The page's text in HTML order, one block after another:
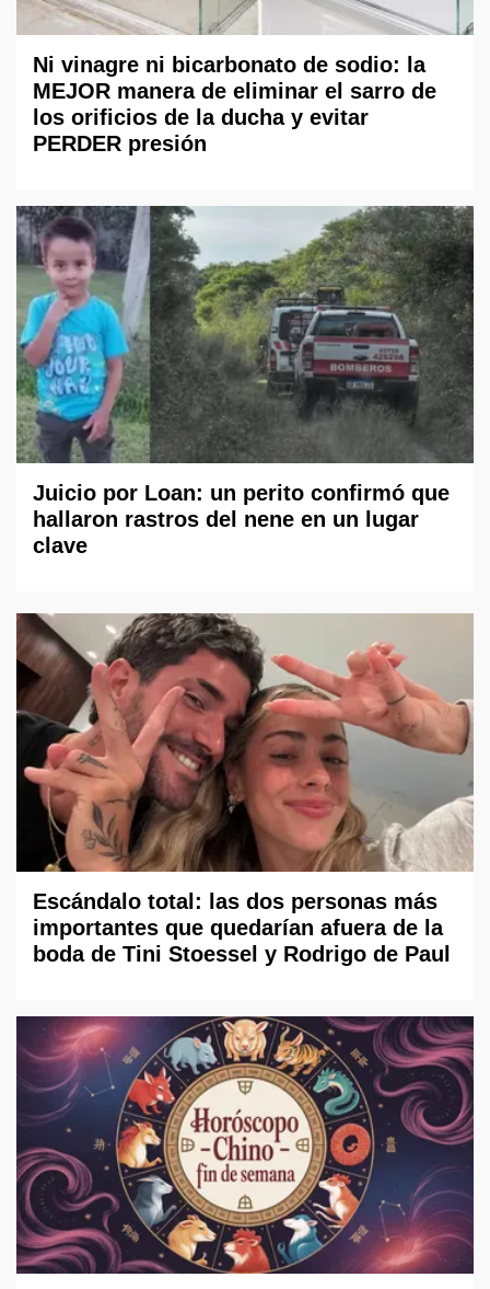
Ni vinagre ni bicarbonato de sodio: la
MEJOR manera de eliminar el sarro de
los orificios de la ducha y evitar
PERDER presión
Juicio por Loan: un perito confirmó que
hallaron rastros del nene en un lugar
clave
Escándalo total: las dos personas más
importantes que quedarían afuera de la
boda de Tini Stoessel y Rodrigo de Paul